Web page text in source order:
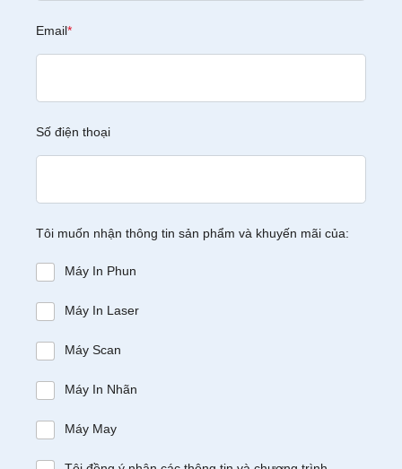
Email*
Số điện thoại
Tôi muốn nhận thông tin sản phẩm và khuyến mãi của:
Máy In Phun
Máy In Laser
Máy Scan
Máy In Nhãn
Máy May